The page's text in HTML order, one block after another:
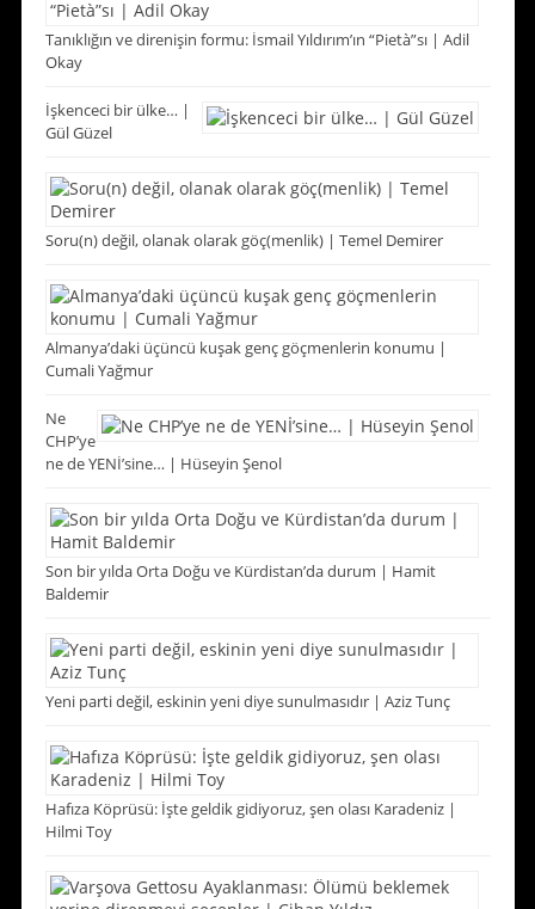
Tanıklığın ve direnişin formu: İsmail Yıldırım’ın “Pietà”sı | Adil
Okay
İşkenceci bir ülke… |
Gül Güzel
Soru(n) değil, olanak olarak göç(menlik) | Temel Demirer
Almanya’daki üçüncü kuşak genç göçmenlerin konumu |
Cumali Yağmur
Ne
CHP’ye
ne de YENİ’sine… | Hüseyin Şenol
Son bir yılda Orta Doğu ve Kürdistan’da durum | Hamit
Baldemir
Yeni parti değil, eskinin yeni diye sunulmasıdır | Aziz Tunç
Hafıza Köprüsü: İşte geldik gidiyoruz, şen olası Karadeniz |
Hilmi Toy